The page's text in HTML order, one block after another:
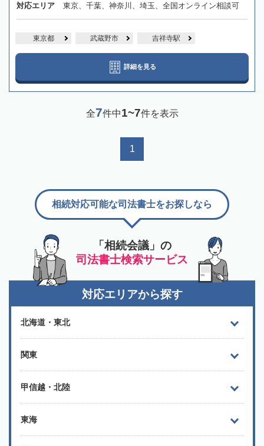
対応エリア 東京、千葉、神奈川、埼玉、全国オンライン相談可
東京都 武蔵野市 吉祥寺駅
詳細を見る
全7件中1~7件を表示
1
「相続会議」の
司法書士検索サービス
相続対応可能な司法書士をお探しなら
対応エリアから探す
北海道・東北
関東
甲信越・北陸
東海